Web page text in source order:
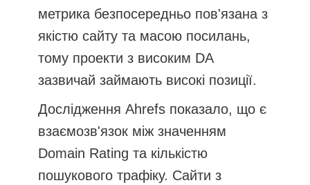
метрика безпосередньо пов'язана з
якістю сайту та масою посилань,
тому проекти з високим DA
зазвичай займають високі позиції.
Дослідження Ahrefs показало, що є
взаємозв'язок між значенням
Domain Rating та кількістю
пошукового трафіку. Сайти з